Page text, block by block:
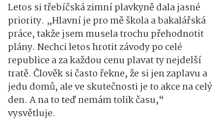
Letos si třebíčská zimní plavkyně dala jasné
priority. „Hlavní je pro mě škola a bakalářská
práce, takže jsem musela trochu přehodnotit
plány. Nechci letos hrotit závody po celé
republice a za každou cenu plavat ty nejdelší
tratě. Člověk si často řekne, že si jen zaplavu a
jedu domů, ale ve skutečnosti je to akce na celý
den. A na to teď nemám tolik času,“
vysvětluje.